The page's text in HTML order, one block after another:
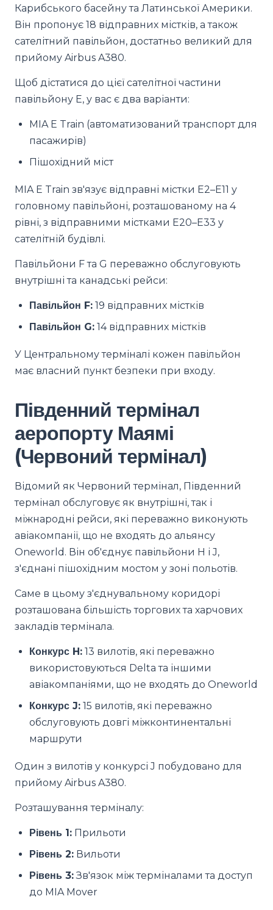
Карибського басейну та Латинської Америки.
Він пропонує 18 відправних містків, а також
сателітний павільйон, достатньо великий для
прийому Airbus A380.
Щоб дістатися до цієї сателітної частини
павільйону E, у вас є два варіанти:
MIA E Train (автоматизований транспорт для
пасажирів)
Пішохідний міст
MIA E Train зв'язує відправні містки E2–E11 у
головному павільйоні, розташованому на 4
рівні, з відправними містками E20–E33 у
сателітній будівлі.
Павільйони F та G переважно обслуговують
внутрішні та канадські рейси:
Павільйон F: 19 відправних містків
Павільйон G: 14 відправних містків
У Центральному терміналі кожен павільйон
має власний пункт безпеки при входу.
Південний термінал
аеропорту Маямі
(Червоний термінал)
Відомий як Червоний термінал, Південний
термінал обслуговує як внутрішні, так і
міжнародні рейси, які переважно виконують
авіакомпанії, що не входять до альянсу
Oneworld. Він об'єднує павільйони H і J,
з'єднані пішохідним мостом у зоні польотів.
Саме в цьому з'єднувальному коридорі
розташована більшість торгових та харчових
закладів термінала.
Конкурс H: 13 вилотів, які переважно
використовуються Delta та іншими
авіакомпаніями, що не входять до Oneworld
Конкурс J: 15 вилотів, які переважно
обслуговують довгі міжконтинентальні
маршрути
Один з вилотів у конкурсі J побудовано для
прийому Airbus A380.
Розташування терміналу:
Рівень 1: Прильоти
Рівень 2: Вильоти
Рівень 3:Зв'язок між терміналами та доступ
до MIA Mover